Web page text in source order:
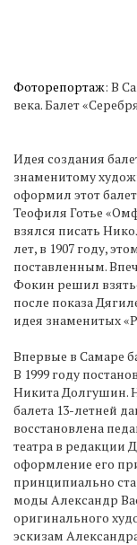
Фоторепортаж: В
века. Балет
Идея создания
знаменитому
оформил этот
Теофиля Готье
взялся писать
лет, в 1907 году,
поставленным.
Фокин решил
после показа
идея знаменитых
Впервые в Самаре
В 1999 году
Никита Долгушин.
балета 13-летней
восстановлена
театра в редакции
оформление его
принципиально
моды Александр
оригинального
эскизам